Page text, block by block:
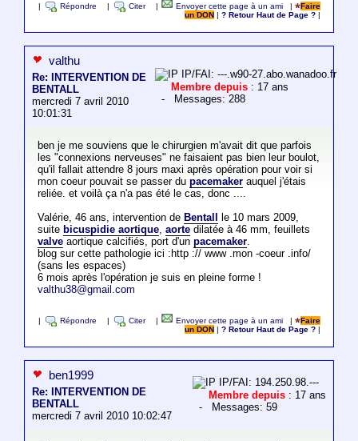
Répondre Citer Envoyer cette page à un ami |
Faire
un DON
|? Retour Haut de Page ?
valthu
Re: INTERVENTION DE
BENTALL
mercredi 7 avril 2010
10:01:31
IP/FAI: ---.w90-27.abo.wanadoo.fr
Membre depuis : 17 ans
- Messages: 288
ben je me souviens que le chirurgien m'avait dit que parfois
les "connexions nerveuses" ne faisaient pas bien leur boulot,
qu'il fallait attendre 8 jours maxi après opération pour voir si
mon coeur pouvait se passer du pacemakerauquel j'étais
reliée. et voilà ça n'a pas été le cas, donc ....
Valérie, 46 ans, intervention de Bentall
le 10 mars 2009,
suite bicuspidie aortique, aortedilatée à 46 mm, feuillets
valveaortique calcifiés, port d'un pacemaker.
blog sur cette pathologie ici :http :// www .mon -coeur .info/
(sans les espaces)
6 mois après l'opération je suis en pleine forme !
valthu38@gmail.com
Répondre Citer Envoyer cette page à un ami |
Faire
un DON
|? Retour Haut de Page ?
ben1999
Re: INTERVENTION DE
BENTALL
mercredi 7 avril 2010 10:02:47
IP/FAI: 194.250.98.---
Membre depuis : 17 ans
- Messages: 59